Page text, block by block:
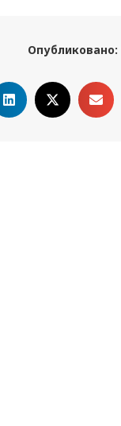
Опубликовано: